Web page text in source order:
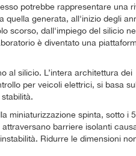
potrebbe rappresentare una
quella generata, all'inizio degli
scorso, dall'impiego del silicio
è diventato una
al silicio. L’intera architettura dei
per veicoli elettrici, si basa
miniaturizzazione spinta, sotto i
barriere isolanti
Ridurre le dimensioni